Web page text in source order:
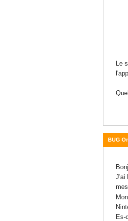
Le
BUG
J'ai
Es-